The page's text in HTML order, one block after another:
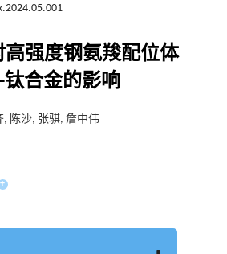
高强度钢氨羧配位体
合金的影响
陈沙, 张骐, 詹中伟
+